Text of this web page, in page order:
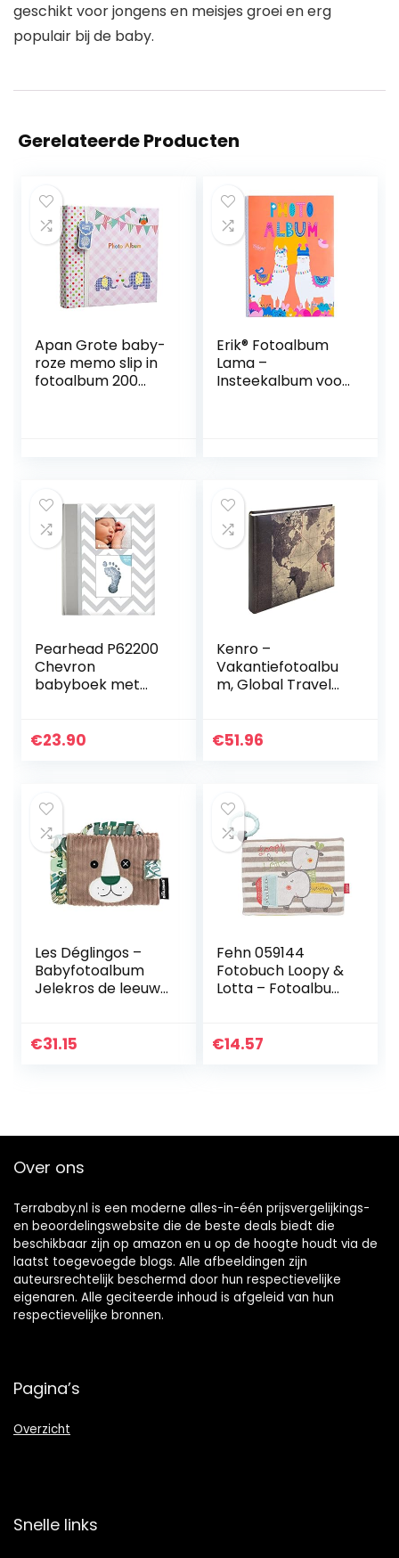
geschikt voor jongens en meisjes groei en erg
populair bij de baby.
Gerelateerde Producten
Apan Grote baby-
roze memo slip in
fotoalbum 200
Erik® Fotoalbum
Lama –
Insteekalbum voor
Pearhead P62200
Chevron
babyboek met
grijs (teksten in
€23.90
Kenro –
Vakantiefotoalbu
m, Global Travel
10,2 cm – Hol117.
€51.96
Les Déglingos –
Babyfotoalbum
Jelekros de leeuw
kinderdagverblijf –
€31.15
Fehn 059144
Fotobuch Loopy &
Lotta – Fotoalbum
– Für Babys und
€14.57
Over ons
Terrababy.nl is een moderne alles-in-één prijsvergelijkings-
en beoordelingswebsite die de beste deals biedt die
beschikbaar zijn op amazon en u op de hoogte houdt via de
laatst toegevoegde blogs. Alle afbeeldingen zijn
auteursrechtelijk beschermd door hun respectievelijke
eigenaren. Alle geciteerde inhoud is afgeleid van hun
respectievelijke bronnen.
Pagina’s
Overzicht
Snelle links